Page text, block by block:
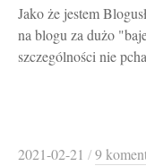
Jako że jestem
na blogu za dużo
szczególności nie
2021-02-21 /9